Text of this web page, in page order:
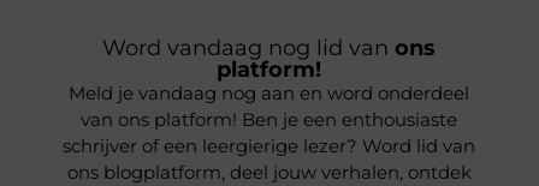
Word vandaag nog lid vanons
platform!
Meld je vandaag nog aan en word onderdeel
van ons platform! Ben je een enthousiaste
schrijver of een leergierige lezer? Word lid van
ons blogplatform, deel jouw verhalen, ontdek